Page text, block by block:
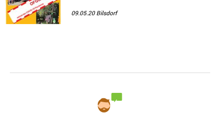
09.05.20Bilsdorf